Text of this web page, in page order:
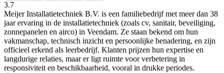
3.7
Meijer Installatietechniek B.V. is een familiebedrijf met meer dan 38
jaar ervaring in de installatietechniek (zoals cv, sanitair, beveiliging,
zonnepanelen en airco) in Veendam. Ze staan bekend om hun
vakmanschap, technisch inzicht en persoonlijke benadering, en zijn
officieel erkend als leerbedrijf. Klanten prijzen hun expertise en
langdurige relaties, maar er ligt ruimte voor verbetering in
responsiviteit en beschikbaarheid, vooral in drukke periodes.